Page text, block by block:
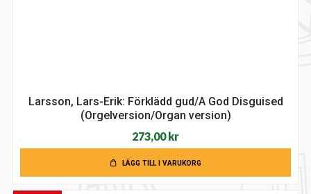
Larsson, Lars-Erik: Förklädd gud/A God Disguised
(Orgelversion/Organ version)
273,00 kr
LÄGG TILL I VARUKORG